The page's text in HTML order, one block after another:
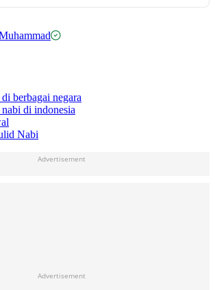
berbagai negara
di indonesia
Nabi
Advertisement
Advertisement